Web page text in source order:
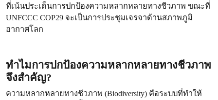
ที่เน้นประเด็นการปกป้องความหลากหลายทางชีวภาพ ขณะที่
UNFCCC COP29 จะเป็นการประชุมเจรจาด้านสภาพภูมิ
อากาศโลก
ทำไมการปกป้องความหลากหลายทางชีวภาพ
จึงสำคัญ?
ความหลากหลายทางชีวภาพ (Biodiversity) คือระบบที่ทำให้